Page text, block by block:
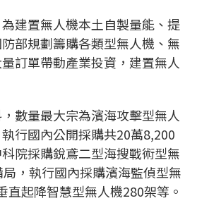
建置無人機本土自製量能、提
部規劃籌購各類型無人機、無
訂單帶動產業投資，建置無人
數量最大宗為濱海攻擊型無人
行國內公開採購共20萬8,200
院採購銳鳶二型海搜戰術型無
，執行國內採購濱海監偵型無
直起降智慧型無人機280架等。